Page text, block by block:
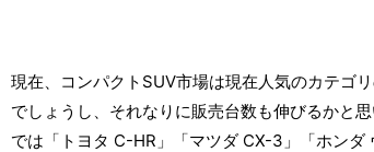
現在、コンパクトSUV市場は現在人気のカテゴ
でしょうし、それなりに販売台数も伸びるかと
では「トヨタ C-HR」「マツダ CX-3」「ホン